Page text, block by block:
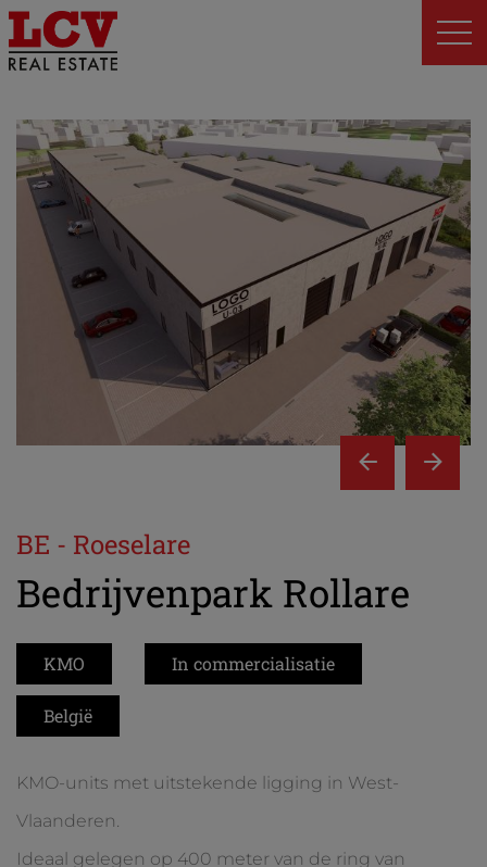
BE - Roeselare
Bedrijvenpark Rollare
KMO In commercialisatie
België
KMO-units met uitstekende ligging in West-
Vlaanderen.
Ideaal gelegen op 400 meter van de ring van